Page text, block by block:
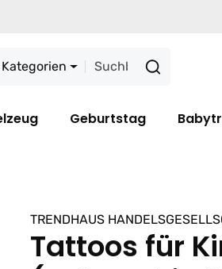
Geburtstag
TRENDHAUS
Tattoos für